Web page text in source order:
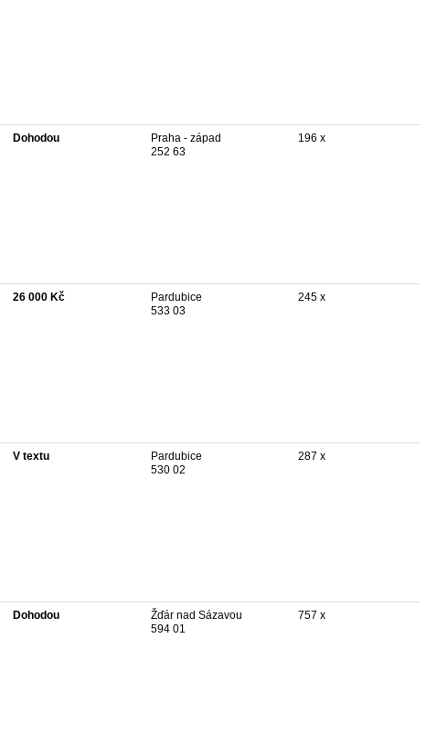
Dohodou
Praha - západ
252 63
196 x
26 000 Kč
Pardubice
533 03
245 x
V textu
Pardubice
530 02
287 x
Dohodou
Žďár nad Sázavou
594 01
757 x